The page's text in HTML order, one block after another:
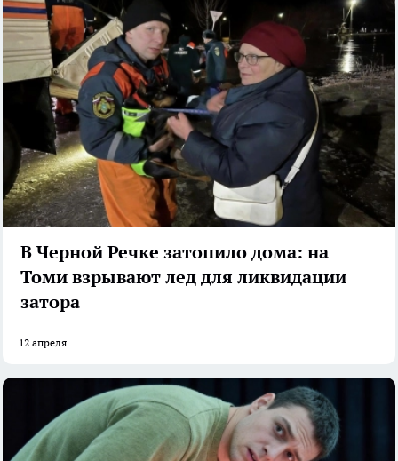
В Черной Речке затопило дома: на
Томи взрывают лед для ликвидации
затора
12 апреля